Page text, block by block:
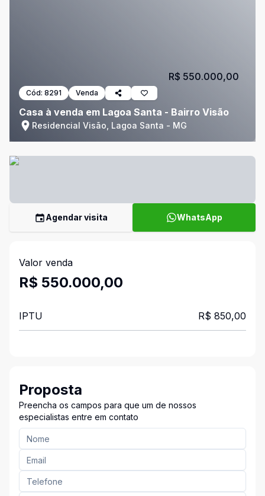
Cód: 8291 Venda
Casa à venda em Lagoa Santa - Bairro Visão
Residencial Visão, Lagoa Santa - MG
R$ 550.000,00
Agendar visita WhatsApp
Valor venda
R$ 550.000,00
IPTU R$ 850,00
Proposta
Preencha os campos para que um de nossos
especialistas entre em contato